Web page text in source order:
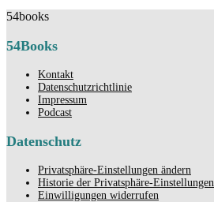
54books
54Books
Kontakt
Datenschutzrichtlinie
Impressum
Podcast
Datenschutz
Privatsphäre-Einstellungen ändern
Historie der Privatsphäre-Einstellungen
Einwilligungen widerrufen